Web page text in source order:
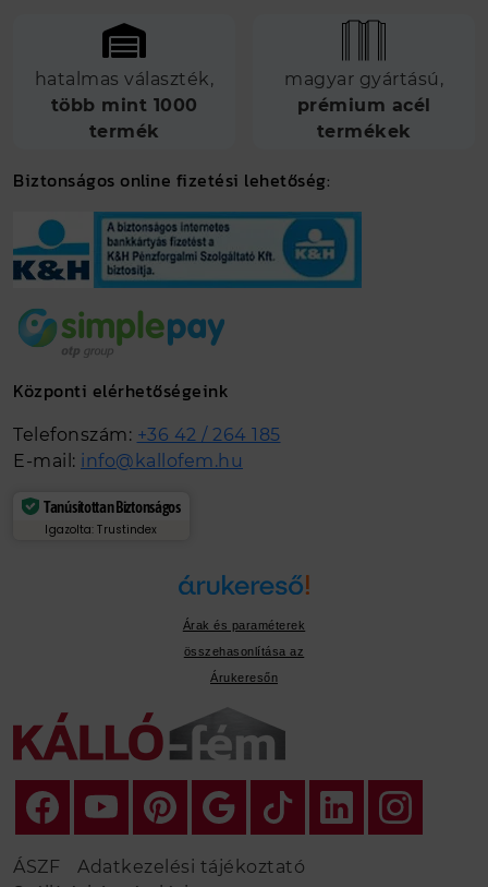
hatalmas választék,
több mint 1000
termék
magyar gyártású,
prémium acél
termékek
Biztonságos online fizetési lehetőség:
Központi elérhetőségeink
Telefonszám: +36 42 / 264 185
E-mail: info@kallofem.hu
Tanúsítottan Biztonságos
Igazolta: Trustindex
Árak és paraméterek
összehasonlítása az
Árukeresőn
ÁSZF
Adatkezelési tájékoztató